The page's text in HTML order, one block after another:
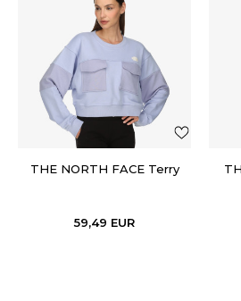
THE NORTH FACE Terry
59,49 EUR